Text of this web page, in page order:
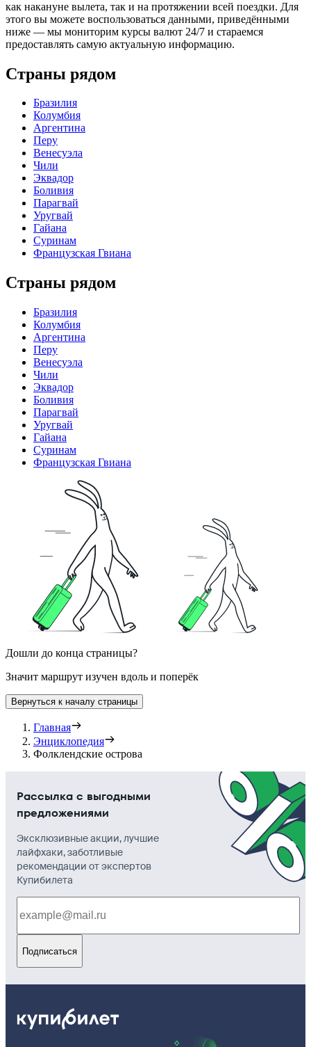
как накануне вылета, так и на протяжении всей поездки. Для
этого вы можете воспользоваться данными, приведёнными
ниже — мы мониторим курсы валют 24/7 и стараемся
предоставлять самую актуальную информацию.
Страны рядом
Бразилия
Колумбия
Аргентина
Перу
Венесуэла
Чили
Эквадор
Боливия
Парагвай
Уругвай
Гайана
Суринам
Французская Гвиана
Страны рядом
Бразилия
Колумбия
Аргентина
Перу
Венесуэла
Чили
Эквадор
Боливия
Парагвай
Уругвай
Гайана
Суринам
Французская Гвиана
Дошли до конца страницы?
Значит маршрут изучен вдоль и поперёк
Вернуться к началу страницы
Главная
Энциклопедия
Фолклендские острова
Рассылка с выгодными
предложениями
Эксклюзивные акции, лучшие
лайфхаки, заботливые
рекомендации от экспертов
Купибилета
Подписаться